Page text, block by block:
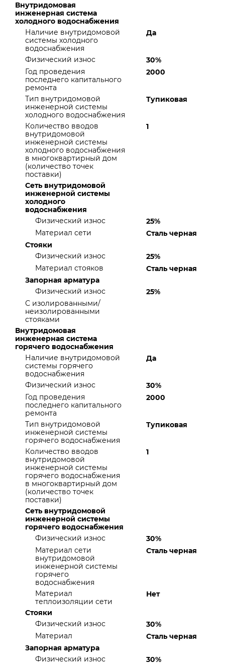
Внутридомовая
инженерная система
холодного водоснабжения
Наличие внутридомовой
системы холодного
водоснабжения
Да
Физический износ
30%
Год проведения
последнего капитального
ремонта
2000
Тип внутридомовой
инженерной системы
холодного водоснабжения
Тупиковая
Количество вводов
внутридомовой
инженерной системы
холодного водоснабжения
в многоквартирный дом
(количество точек
поставки)
1
Сеть внутридомовой
инженерной системы
холодного
водоснабжения
Физический износ
25%
Материал сети
Сталь черная
Стояки
Физический износ
25%
Материал стояков
Сталь черная
Запорная арматура
Физический износ
25%
С изолированными/
неизолированными
стояками
Внутридомовая
инженерная система
горячего водоснабжения
Наличие внутридомовой
системы горячего
водоснабжения
Да
Физический износ
30%
Год проведения
последнего капитального
ремонта
2000
Тип внутридомовой
инженерной системы
горячего водоснабжения
Тупиковая
Количество вводов
внутридомовой
инженерной системы
горячего водоснабжения
в многоквартирный дом
(количество точек
поставки)
1
Сеть внутридомовой
инженерной системы
горячего водоснабжения
Физический износ
30%
Материал сети
внутридомовой
инженерной системы
горячего
водоснабжения
Сталь черная
Материал
теплоизоляции сети
Нет
Стояки
Физический износ
30%
Материал
Сталь черная
Запорная арматура
Физический износ
30%